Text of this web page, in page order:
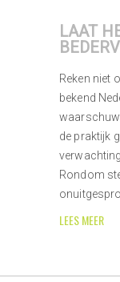
LAAT
Reken niet
bekend
de praktijk
Rondom
LEES MEER